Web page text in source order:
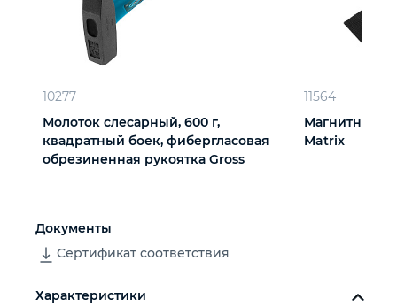
10277
Молоток слесарный, 600 г,
квадратный боек, фибергласовая
обрезиненная рукоятка Gross
11564
Магнитный
Matrix
Документы
Сертификат соответствия
Характеристики